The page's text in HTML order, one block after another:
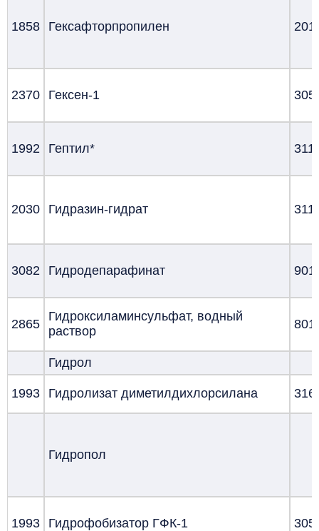
1858 Гексафторпропилен 201
2370 Гексен-1 305
1992 Гептил* 311
2030 Гидразин-гидрат 311
3082 Гидродепарафинат 901
2865
Гидроксиламинсульфат, водный
раствор
801
Гидрол
1993 Гидролизат диметилдихлорсилана 316
Гидропол
1993 Гидрофобизатор ГФК-1 305